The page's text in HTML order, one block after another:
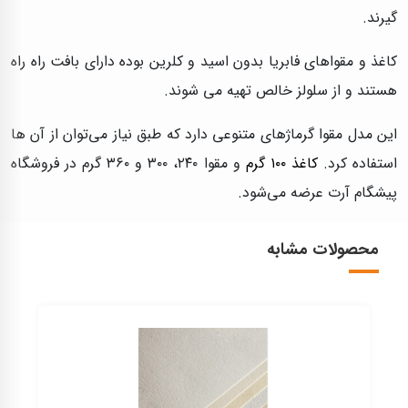
گیرند.
کاغذ و مقواهای فابریا بدون اسید و کلرین بوده دارای بافت راه راه
هستند و از سلولز خالص تهیه می شوند.
این مدل مقوا گرماژهای متنوعی دارد که طبق نیاز می‌توان از آن ها
استفاده کرد.کاغذ ۱۰۰ گرم
و مقوا ۲۴۰، ۳۰۰ و ۳۶۰ گرم در فروشگاه
پیشگام آرت عرضه ‌می‌شود.
محصولات مشابه